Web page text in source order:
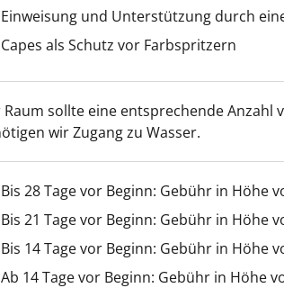
Einweisung und Unterstützung durch
Capes als Schutz vor Farbspritzern
Raum sollte eine entsprechende Anzahl
wir Zugang zu Wasser.
Bis 28 Tage vor Beginn: Gebühr in Höhe
Bis 21 Tage vor Beginn: Gebühr in Höhe
Bis 14 Tage vor Beginn: Gebühr in Höhe
Ab 14 Tage vor Beginn: Gebühr in Höhe